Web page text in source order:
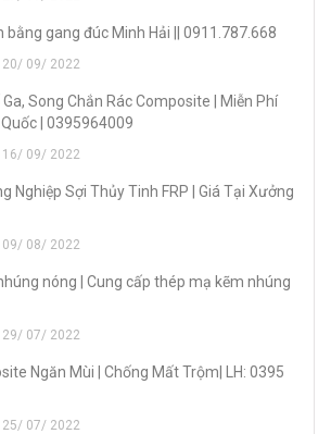
bằng gang đúc Minh Hải || 0911.787.668
20/ 09/ 2022
Song Chắn Rác Composite | Miễn Phí
| 0395964009
16/ 09/ 2022
Nghiệp Sợi Thủy Tinh FRP | Giá Tại Xưởng
09/ 08/ 2022
nóng | Cung cấp thép mạ kẽm nhúng
29/ 07/ 2022
Ngăn Mùi | Chống Mất Trộm| LH: 0395
25/ 07/ 2022